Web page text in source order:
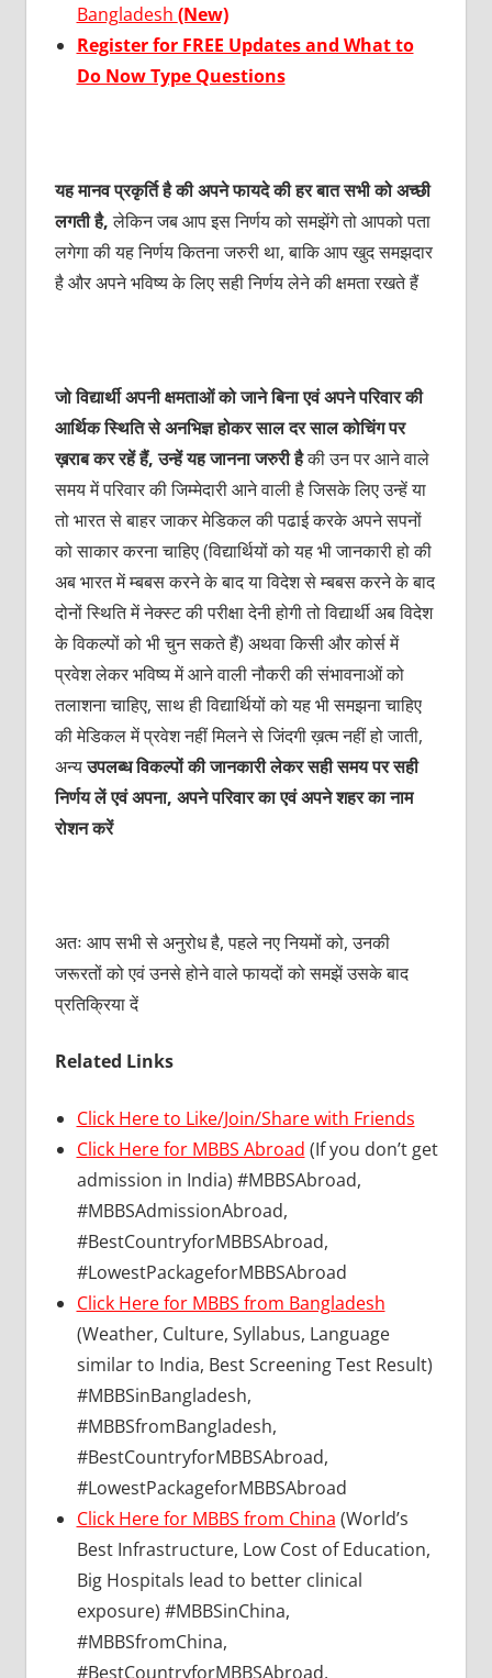
Bangladesh (New)
Register for FREE Updates and What to
Do Now Type Questions
यह मानव प्रकृर्ति है की अपने फायदे की हर बात सभी को अच्छी
लगती है,लेकिन जब आप इस निर्णय को समझेंगे तो आपको पता
लगेगा की यह निर्णय कितना जरुरी था, बाकि आप खुद समझदार
है और अपने भविष्य के लिए सही निर्णय लेने की क्षमता रखते हैं
जो विद्यार्थी अपनी क्षमताओं को जाने बिना एवं अपने परिवार की
आर्थिक स्थिति से अनभिज्ञ होकर साल दर साल कोचिंग पर
ख़राब कर रहें हैं, उन्हें यह जानना जरुरी हैकी उन पर आने वाले
समय में परिवार की जिम्मेदारी आने वाली है जिसके लिए उन्हें या
तो भारत से बाहर जाकर मेडिकल की पढाई करके अपने सपनों
को साकार करना चाहिए (विद्यार्थियों को यह भी जानकारी हो की
अब भारत में म्बबस करने के बाद या विदेश से म्बबस करने के बाद
दोनों स्थिति में नेक्स्ट की परीक्षा देनी होगी तो विद्यार्थी अब विदेश
के विकल्पों को भी चुन सकते हैं) अथवा किसी और कोर्स में
प्रवेश लेकर भविष्य में आने वाली नौकरी की संभावनाओं को
तलाशना चाहिए, साथ ही विद्यार्थियों को यह भी समझना चाहिए
की मेडिकल में प्रवेश नहीं मिलने से जिंदगी ख़त्म नहीं हो जाती,
अन्यउपलब्ध विकल्पों की जानकारी लेकर सही समय पर सही
निर्णय लें एवं अपना, अपने परिवार का एवं अपने शहर का नाम
रोशन करें
अतः आप सभी से अनुरोध है, पहले नए नियमों को, उनकी
जरूरतों को एवं उनसे होने वाले फायदों को समझें उसके बाद
प्रतिक्रिया दें
Related Links
Click Here to Like/Join/Share with Friends
Click Here for MBBS Abroad (If you don’t get
admission in India) #MBBSAbroad,
#MBBSAdmissionAbroad,
#BestCountryforMBBSAbroad,
#LowestPackageforMBBSAbroad
Click Here for MBBS from Bangladesh
(Weather, Culture, Syllabus, Language
similar to India, Best Screening Test Result)
#MBBSinBangladesh,
#MBBSfromBangladesh,
#BestCountryforMBBSAbroad,
#LowestPackageforMBBSAbroad
Click Here for MBBS from China (World’s
Best Infrastructure, Low Cost of Education,
Big Hospitals lead to better clinical
exposure) #MBBSinChina,
#MBBSfromChina,
#BestCountryforMBBSAbroad,